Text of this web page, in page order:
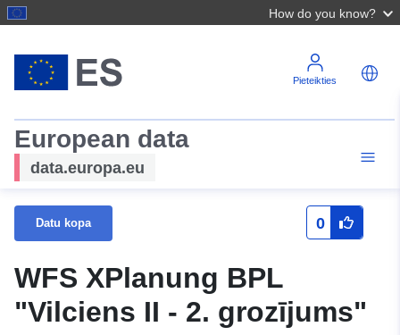
How do you know?
Pieteikties
European data
data.europa.eu
Datu kopa 0
WFS XPlanung BPL
"Vilciens II - 2. grozījums"